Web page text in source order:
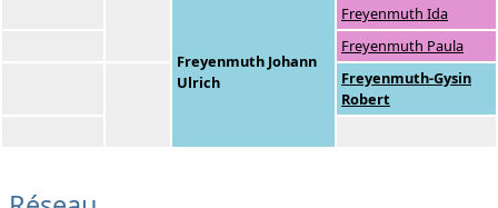
Freyenmuth Johann
Ulrich
Freyenmuth Ida
Freyenmuth Paula
Freyenmuth-Gysin
Robert